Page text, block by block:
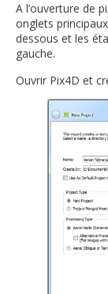
A l’ouverture de
onglets
dessous et les
gauche.
Ouvrir Pix4D et